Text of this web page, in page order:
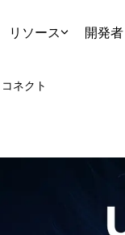
リソース 開発者
コネクト